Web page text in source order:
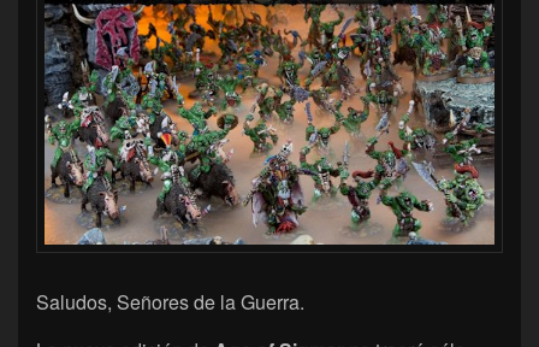
Saludos, Señores de la Guerra.